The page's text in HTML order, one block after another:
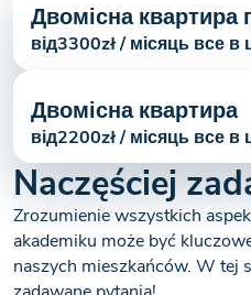
Двомісна квартира
від3300zł / місяць все в
Двомісна квартира
від2200zł / місяць все в
Naczęściej
Zrozumienie wszystkich
akademiku może być
naszych mieszkańców. W tej